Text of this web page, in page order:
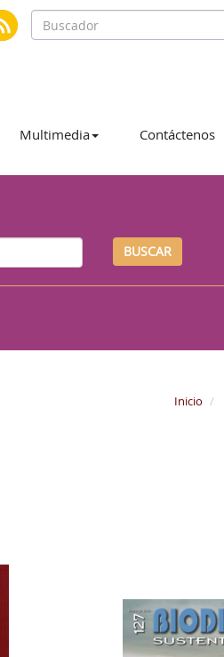
Multimedia Contáctenos
BUSCAR
Inicio